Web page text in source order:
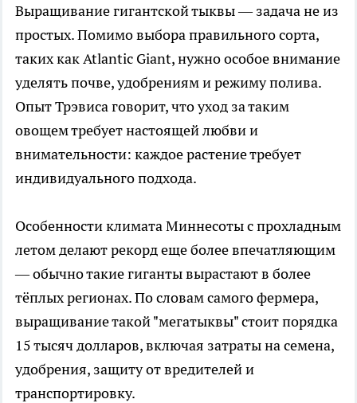
Выращивание гигантской тыквы — задача не из
простых. Помимо выбора правильного сорта,
таких как Atlantic Giant, нужно особое внимание
уделять почве, удобрениям и режиму полива.
Опыт Трэвиса говорит, что уход за таким
овощем требует настоящей любви и
внимательности: каждое растение требует
индивидуального подхода.
Особенности климата Миннесоты с прохладным
летом делают рекорд еще более впечатляющим
— обычно такие гиганты вырастают в более
тёплых регионах. По словам самого фермера,
выращивание такой "мегатыквы" стоит порядка
15 тысяч долларов, включая затраты на семена,
удобрения, защиту от вредителей и
транспортировку.